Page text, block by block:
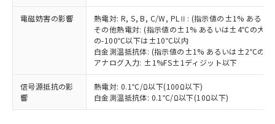
電磁妨害の影響
熱電対: R, S, B, C/W, PLⅡ: (指示値の±1% ある
その他熱電対: (指示値の±1% あるいは±4℃の大き
の-100℃以下は±10℃以内
白金測温抵抗体: (指示値の±1% あるいは±2℃の大
アナログ入力: ±1%FS±1ディジット以下
信号源抵抗の影
響
熱電対: 0.1℃/Ω以下(100Ω以下)
白金測温抵抗体: 0.1℃/Ω以下(10Ω以下)